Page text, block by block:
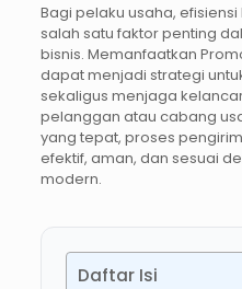
Bagi pelaku usaha,
salah satu faktor penting
bisnis. Memanfaatkan
dapat menjadi strategi
sekaligus menjaga
pelanggan atau cabang
yang tepat, proses
efektif, aman, dan sesuai
modern.
Daftar Isi